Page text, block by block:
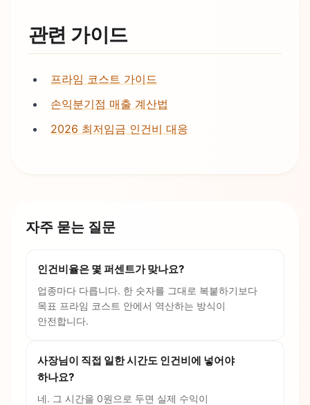
관련 가이드
프라임 코스트 가이드
손익분기점 매출 계산법
2026 최저임금 인건비 대응
자주 묻는 질문
인건비율은 몇 퍼센트가 맞나요?
업종마다 다릅니다. 한 숫자를 그대로 복붙하기보다
목표 프라임 코스트 안에서 역산하는 방식이
안전합니다.
사장님이 직접 일한 시간도 인건비에 넣어야
하나요?
네. 그 시간을 0원으로 두면 실제 수익이